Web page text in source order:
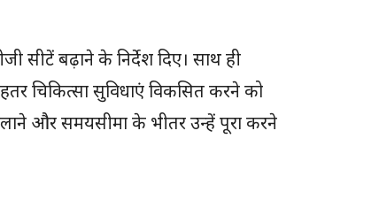
सीटें बढ़ाने के निर्देश दिए। साथ ही
चिकित्सा सुविधाएं विकसित करने को
लाने और समयसीमा के भीतर उन्हें पूरा करने